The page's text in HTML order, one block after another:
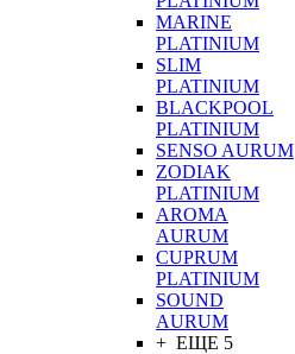
MARINE
PLATINIUM
SLIM
PLATINIUM
BLACKPOOL
PLATINIUM
SENSO AURUM
ZODIAK
PLATINIUM
AROMA
AURUM
CUPRUM
PLATINIUM
SOUND
AURUM
+ ЕЩЕ 5